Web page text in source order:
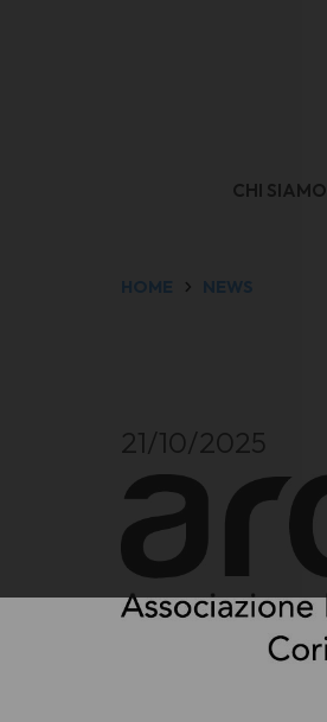
CHI SIAMO
HOME NEWS
21/10/2025